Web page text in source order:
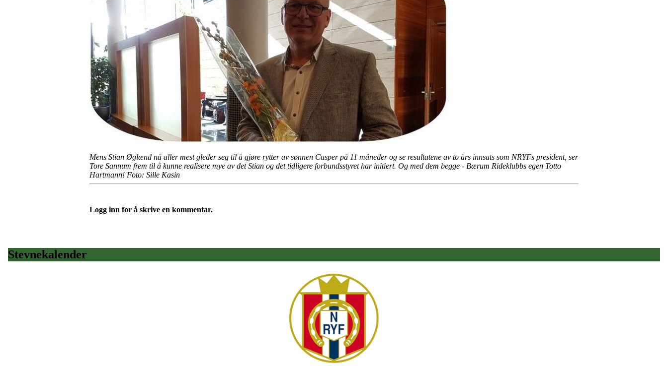
Mens Stian Øglænd nå aller mest gleder seg til å gjøre rytter av sønnen Casper på 11 måneder og se resultatene av to års innsats som NRYFs president, ser
Tore Sannum frem til å kunne realisere mye av det Stian og det tidligere forbundsstyret har initiert. Og med dem begge - Bærum Rideklubbs egen Totto
Hartmann! Foto: Sille Kasin
Logg inn for å skrive en kommentar.
Stevnekalender